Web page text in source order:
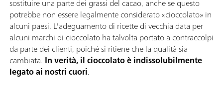
sostituire una parte dei grassi del cacao, anche se questo
potrebbe non essere legalmente considerato «cioccolato» in
alcuni paesi. L'adeguamento di ricette di vecchia data per
alcuni marchi di cioccolato ha talvolta portato a contraccolpi
da parte dei clienti, poiché si ritiene che la qualità sia
cambiata. In verità, il cioccolato è indissolubilmente
legato ai nostri cuori.